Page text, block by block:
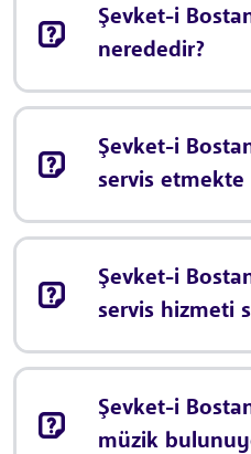
Şevket-i
nerededir?
Şevket-i
servis etmekte
Şevket-i
servis hizmeti
Şevket-i
müzik